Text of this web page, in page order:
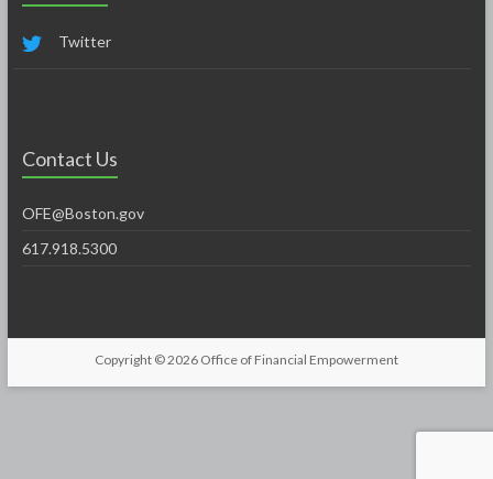
Twitter
Contact Us
OFE@Boston.gov
617.918.5300
Copyright © 2026 Office of Financial Empowerment